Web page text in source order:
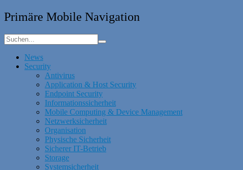
Primäre Mobile Navigation
News
Security
Antivirus
Application & Host Security
Endpoint Security
Informationssicherheit
Mobile Computing & Device Management
Netzwerksicherheit
Organisation
Physische Sicherheit
Sicherer IT-Betrieb
Storage
Systemsicherheit